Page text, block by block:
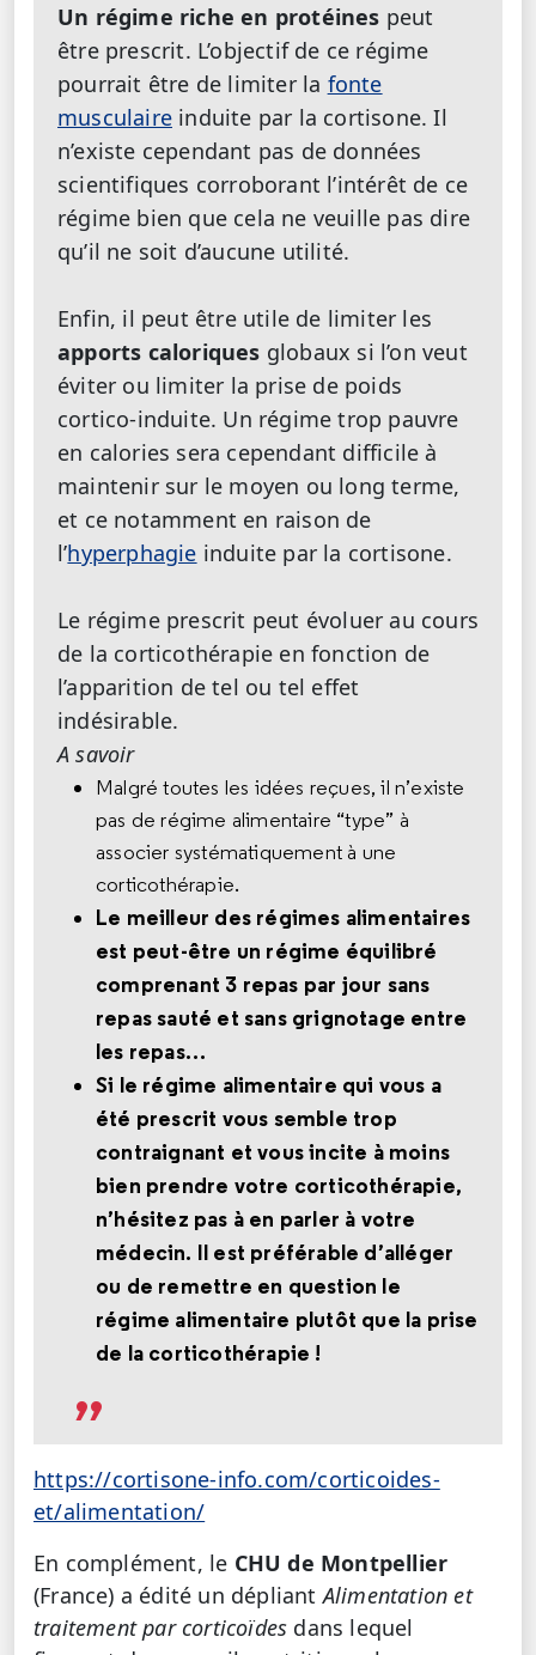
Un régime riche en protéines peut
être prescrit. L’objectif de ce régime
pourrait être de limiter la fonte
musculaire induite par la cortisone. Il
n’existe cependant pas de données
scientifiques corroborant l’intérêt de ce
régime bien que cela ne veuille pas dire
qu’il ne soit d’aucune utilité.
Enfin, il peut être utile de limiter les
apports caloriques globaux si l’on veut
éviter ou limiter la prise de poids
cortico-induite. Un régime trop pauvre
en calories sera cependant difficile à
maintenir sur le moyen ou long terme,
et ce notamment en raison de
l’hyperphagie induite par la cortisone.
Le régime prescrit peut évoluer au cours
de la corticothérapie en fonction de
l’apparition de tel ou tel effet
indésirable.
A savoir
Malgré toutes les idées reçues, il n’existe
pas de régime alimentaire “type” à
associer systématiquement à une
corticothérapie.
Le meilleur des régimes alimentaires
est peut-être un régime équilibré
comprenant 3 repas par jour sans
repas sauté et sans grignotage entre
les repas…
Si le régime alimentaire qui vous a
été prescrit vous semble trop
contraignant et vous incite à moins
bien prendre votre corticothérapie,
n’hésitez pas à en parler à votre
médecin. Il est préférable d’alléger
ou de remettre en question le
régime alimentaire plutôt que la prise
de la corticothérapie !
https://cortisone-info.com/corticoides-
et/alimentation/
En complément, le CHU de Montpellier
(France) a édité un dépliantAlimentation et
traitement par corticoïdes dans lequel